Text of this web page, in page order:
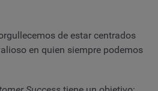
de estar centrados
en quien siempre podemos